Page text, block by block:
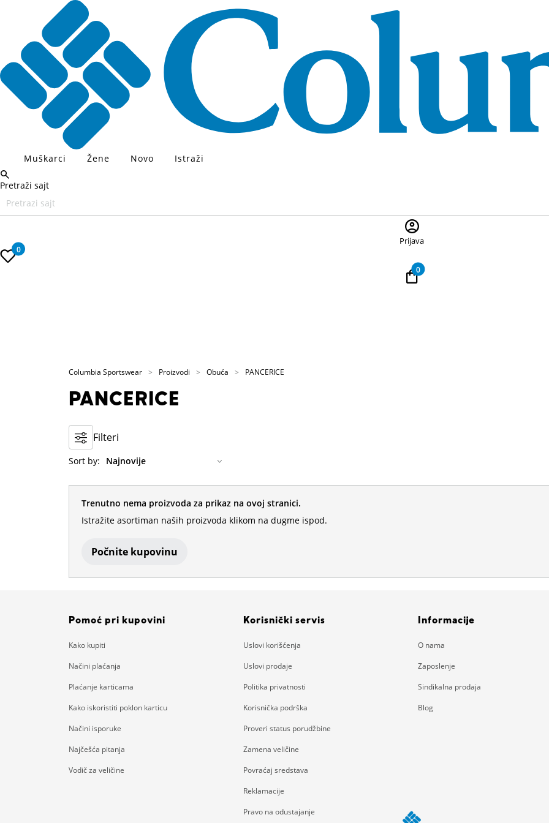
Muškarci Žene Novo Istraži
Pretraži sajt
Unesite željeni pojam za pretragu, koristite Tab za navigaciju kroz ponuđene proizvode, pritisnite Escape za zatvaranje pretrage
Prijava
0
0
Columbia Sportswear Proizvodi Obuća PANCERICE
PANCERICE
Filteri
Sort by:
Trenutno nema proizvoda za prikaz na ovoj stranici.
Istražite asortiman naših proizvoda klikom na dugme ispod.
Počnite kupovinu
Pomoć pri kupovini
Kako kupiti
Načini plaćanja
Plaćanje karticama
Kako iskoristiti poklon karticu
Načini isporuke
Najčešća pitanja
Vodič za veličine
Korisnički servis
Uslovi korišćenja
Uslovi prodaje
Politika privatnosti
Korisnička podrška
Proveri status porudžbine
Zamena veličine
Povraćaj sredstava
Reklamacije
Pravo na odustajanje
Informacije
O nama
Zaposlenje
Sindikalna prodaja
Blog